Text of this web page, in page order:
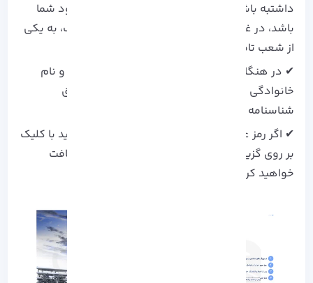
داشتبه باشید که این شماره همراه باید به نام خود شما
باشد، در غیر این صورت باید برای فعالسازی حساب، به یکی
از شعب تامین اجتماعی مراجعه کنید.
✔ در هنگام وارد کردن اطلاعات هویتی مانند نام و نام
خانوادگی دقت کنید. این اطلاعات باید کاملاً مطابق
شناسنامه و کارت ملی باشد.
✔ اگر رمز عبور خود را فراموش کردید، نگران نباشید با کلیک
بر روی گزینه ” بازیابی گذرواژه”، رمز جدیدی را دریافت
خواهید کرد.